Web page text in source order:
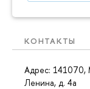
КОНТАКТЫ
Адрес: 141070,
Ленина, д. 4а